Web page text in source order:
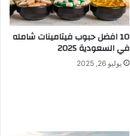
10 افضل حبوب فيتامينات شامله​
في السعودية 2025
يوليو 26, 2025